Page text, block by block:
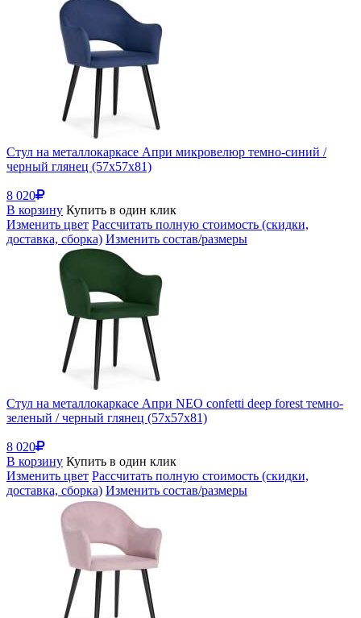
Стул на металлокаркасе Апри микровелюр темно-синий /
черный глянец (57x57x81)
8 020
В корзину Купить в один клик
Изменить цвет Рассчитать полную стоимость (скидки,
доставка, сборка) Изменить состав/размеры
Стул на металлокаркасе Апри NEO confetti deep forest темно-
зеленый / черный глянец (57x57x81)
8 020
В корзину Купить в один клик
Изменить цвет Рассчитать полную стоимость (скидки,
доставка, сборка) Изменить состав/размеры